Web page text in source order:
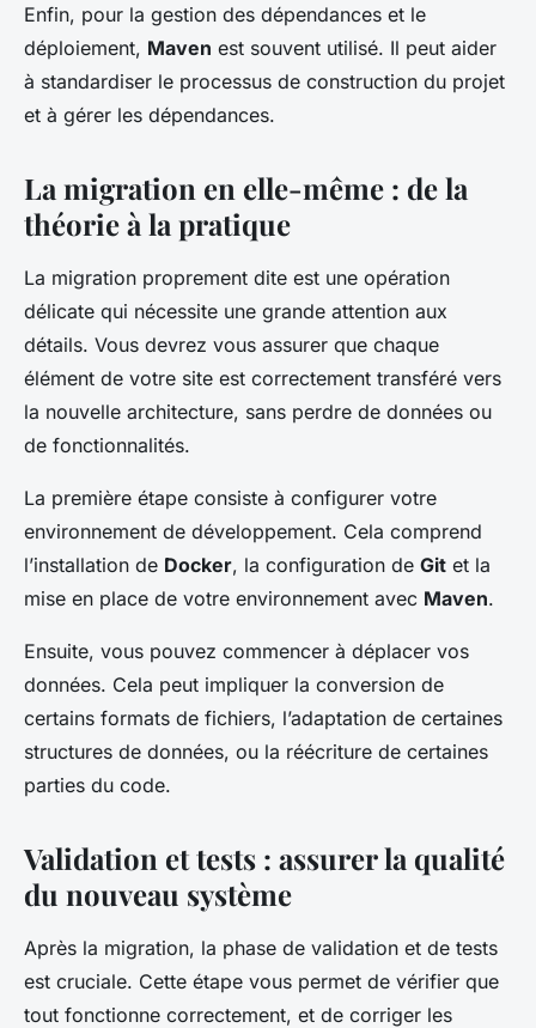
Enfin, pour la gestion des dépendances et le
déploiement, Maven est souvent utilisé. Il peut aider
à standardiser le processus de construction du projet
et à gérer les dépendances.
La migration en elle-même : de la
théorie à la pratique
La migration proprement dite est une opération
délicate qui nécessite une grande attention aux
détails. Vous devrez vous assurer que chaque
élément de votre site est correctement transféré vers
la nouvelle architecture, sans perdre de données ou
de fonctionnalités.
La première étape consiste à configurer votre
environnement de développement. Cela comprend
l’installation de Docker, la configuration de Git et la
mise en place de votre environnement avec Maven.
Ensuite, vous pouvez commencer à déplacer vos
données. Cela peut impliquer la conversion de
certains formats de fichiers, l’adaptation de certaines
structures de données, ou la réécriture de certaines
parties du code.
Validation et tests : assurer la qualité
du nouveau système
Après la migration, la phase de validation et de tests
est cruciale. Cette étape vous permet de vérifier que
tout fonctionne correctement, et de corriger les